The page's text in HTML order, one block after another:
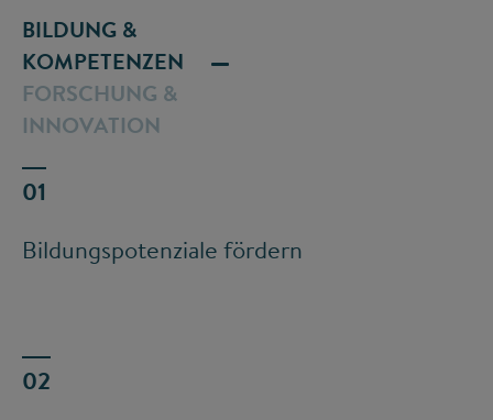
BILDUNG &
KOMPETENZEN
Bildungspotenziale fördern
FORSCHUNG &
INNOVATION